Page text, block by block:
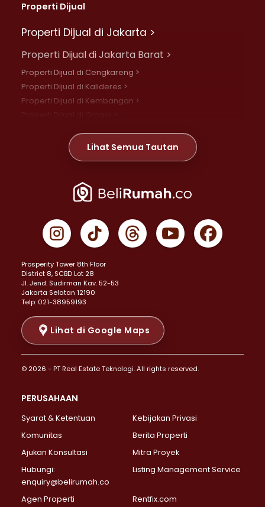
Properti Dijual
Properti Dijual di Jakarta >
Properti Dijual di Jakarta Barat >
Properti Dijual di Cengkareng >
Properti Dijual di Kalideres >
Properti Dijual di Kembangan >
Properti Dijual di Meruya >
Properti Dijual di Jelambar >
Properti Dijual di Jakarta Pusat >
Properti Dijual di Gambir >
Properti Dijual di Johar Baru >
Properti Dijual di Menteng >
Properti Dijual di Senen >
Properti Dijual di Tanah Abang >
Properti Dijual di Cikini >
Properti Dijual di Kramat >
Properti Dijual di Pasar Baru >
Properti Dijual di Bendungan Hilir >
Properti Dijual di Jakarta Selatan >
Properti Dijual di Lebak Bulus >
Properti Dijual di Gandaria Selatan >
Properti Dijual di Pondok Labu >
Properti Dijual di Lenteng Agung >
Properti Dijual di Senayan >
Properti Dijual di Pondok Pinang >
Lihat Semua Tautan
Prosperity Tower 8th Floor
District 8, SCBD Lot 28
JI. Jend. Sudirman Kav. 52-53
Jakarta Selatan 12190
Telp: 021-38959193
Lihat di Google Maps
© 2026 - PT Real Estate Teknologi. All rights reserved.
PERUSAHAAN
Syarat & Ketentuan
Kebijakan Privasi
Komunitas
Berita Properti
Ajukan Konsultasi
Mitra Proyek
Hubungi:
enquiry@belirumah.co
Listing Management Service
Agen Properti Rentfix.com